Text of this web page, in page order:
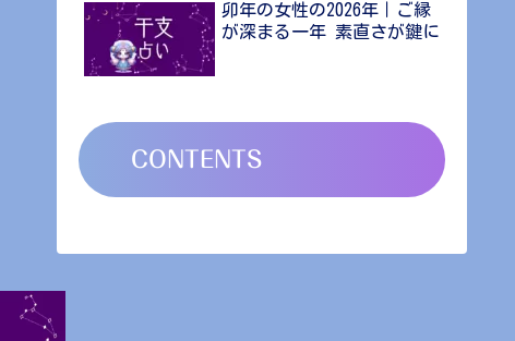
卯年の女性の2026年｜ご縁
が深まる一年 素直さが鍵に
CONTENTS